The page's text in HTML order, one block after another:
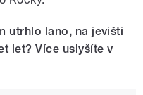
utrhlo lano, na jevišti
let? Více uslyšíte v